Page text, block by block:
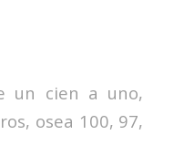
un cien a uno,
osea 100, 97,